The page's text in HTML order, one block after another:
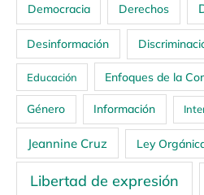
Democracia Derechos
Desinformación
Educación Enfoques de la
Género Información
Jeannine Cruz Ley
Libertad de expresión